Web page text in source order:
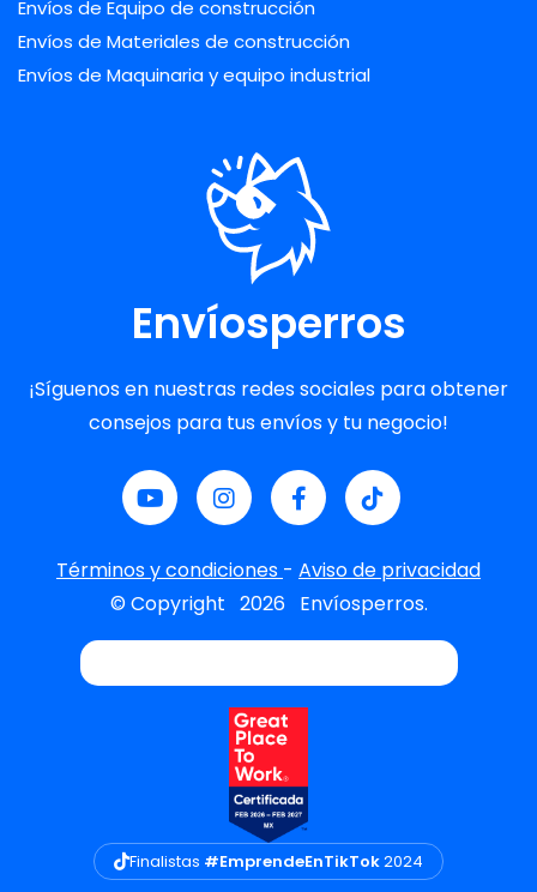
Envíos de Equipo de construcción
Envíos de Materiales de construcción
Envíos de Maquinaria y equipo industrial
Envíosperros
¡Síguenos en nuestras redes sociales para obtener
consejos para tus envíos y tu negocio!
Términos y condiciones - Aviso de privacidad
© Copyright 2026 Envíosperros.
Finalistas #EmprendeEnTikTok2024